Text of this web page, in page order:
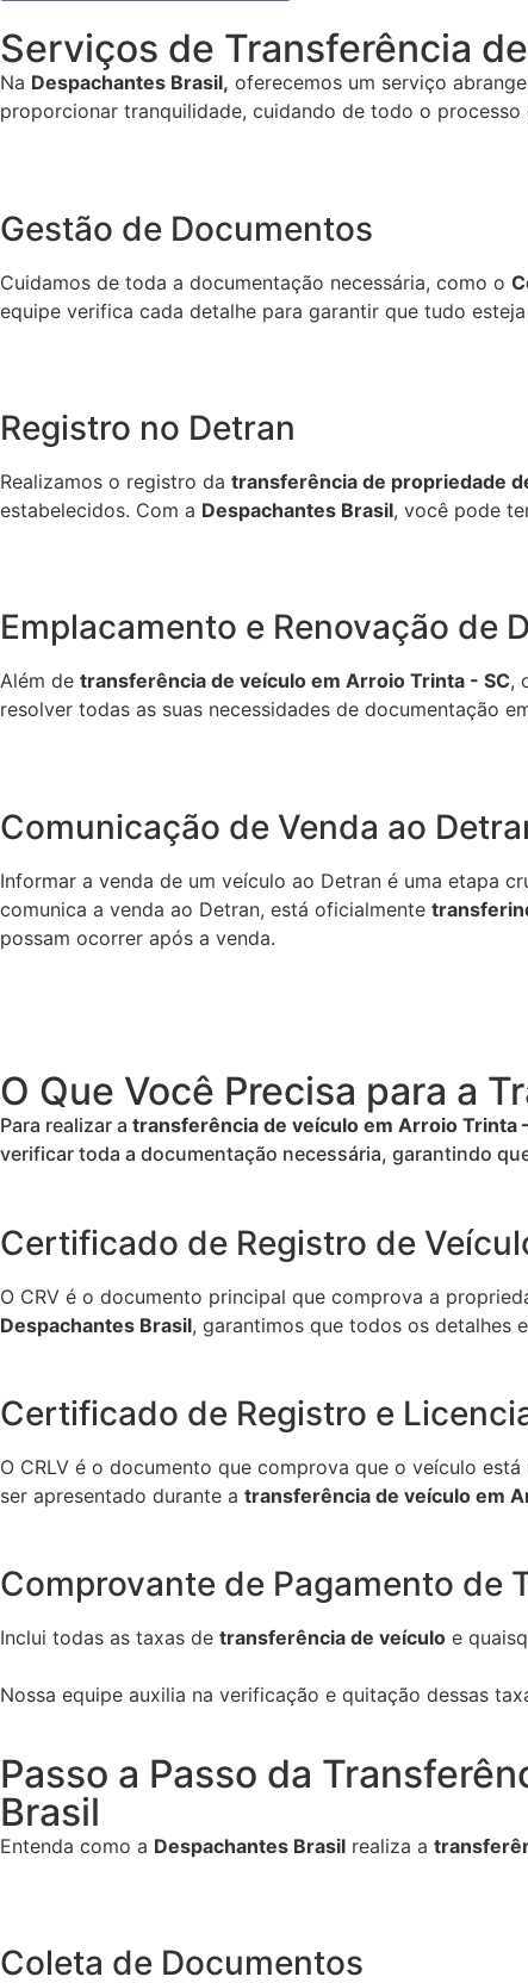
Serviços de Transferência
Na Despachantes Brasil, oferecemos um serviço
proporcionar tranquilidade, cuidando de todo o processo
Gestão de Documentos
Cuidamos de toda a documentação necessária, como o
equipe verifica cada detalhe para garantir que tudo
Registro no Detran
Realizamos o registro da transferência de propriedade
estabelecidos. Com a Despachantes Brasil, você pode
Emplacamento e Renovação de
Além de transferência de veículo em Arroio Trinta - SC,
resolver todas as suas necessidades de documentação
Comunicação de Venda ao
Informar a venda de um veículo ao Detran é uma etapa
comunica a venda ao Detran, está oficialmente
possam ocorrer após a venda.
O Que Você Precisa para a
Para realizar a transferência de veículo em Arroio Trinta
verificar toda a documentação necessária, garantindo
Certificado de Registro de
O CRV é o documento principal que comprova a
Despachantes Brasil, garantimos que todos os detalhes
Certificado de Registro e
O CRLV é o documento que comprova que o veículo
ser apresentado durante a transferência de veículo em
Comprovante de Pagamento de
Inclui todas as taxas de transferência de veículo e
Nossa equipe auxilia na verificação e quitação dessas
Passo a Passo da
Brasil
Entenda como a Despachantes Brasil realiza a
Coleta de Documentos